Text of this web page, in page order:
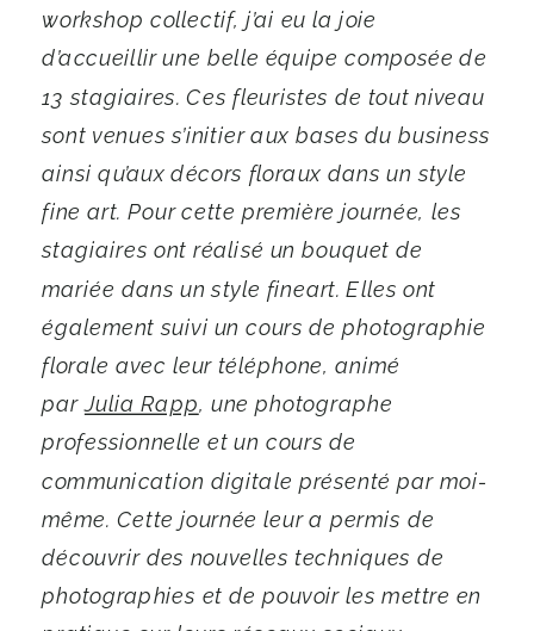
workshop collectif, j’ai eu la joie
d’accueillir une belle équipe composée de
13 stagiaires. Ces fleuristes de tout niveau
sont venues s’initier aux bases du business
ainsi qu’aux décors floraux dans un style
fine art. Pour cette première journée, les
stagiaires ont réalisé un bouquet de
mariée dans un style fineart. Elles ont
également suivi un cours de photographie
florale avec leur téléphone, animé
parJulia Rapp, une photographe
professionnelle et un cours de
communication digitale présenté par moi-
même. Cette journée leur a permis de
découvrir des nouvelles techniques de
photographies et de pouvoir les mettre en